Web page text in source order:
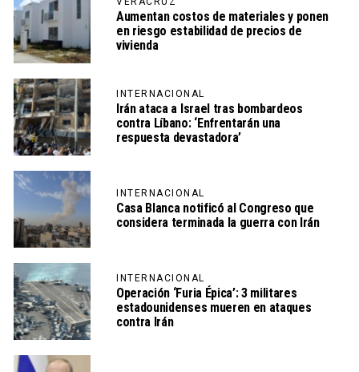
Aumentan costos de materiales y ponen
en riesgo estabilidad de precios de
vivienda
INTERNACIONAL
Irán ataca a Israel tras bombardeos
contra Líbano: ‘Enfrentarán una
respuesta devastadora’
INTERNACIONAL
Casa Blanca notificó al Congreso que
considera terminada la guerra con Irán
INTERNACIONAL
Operación ‘Furia Épica’: 3 militares
estadounidenses mueren en ataques
contra Irán